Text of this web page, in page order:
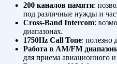
200 каналов памяти:
под различные нужды и
Cross-Band Intercom:
диапазонах.
1750Hz Call Tone: полезно
Работа в AM/FM
для приема авиационного